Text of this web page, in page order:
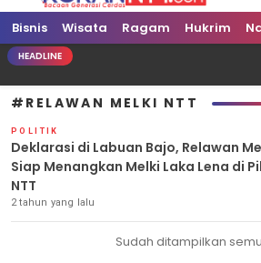
Koran NTT
Bacaan Generasi Cerdas
Bisnis Wisata Ragam Hukrim
HEADLINE
#RELAWAN MELKI NTT
POLITIK
Deklarasi di Labuan Bajo, Relawan
Siap Menangkan Melki Laka Lena di
NTT
2 tahun yang lalu
Sudah ditampilkan